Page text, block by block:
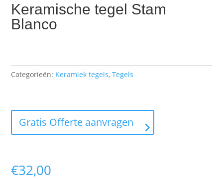
Keramische tegel Stam
Blanco
Categorieën: Keramiek tegels,Tegels
Gratis Offerte aanvragen
€32,00